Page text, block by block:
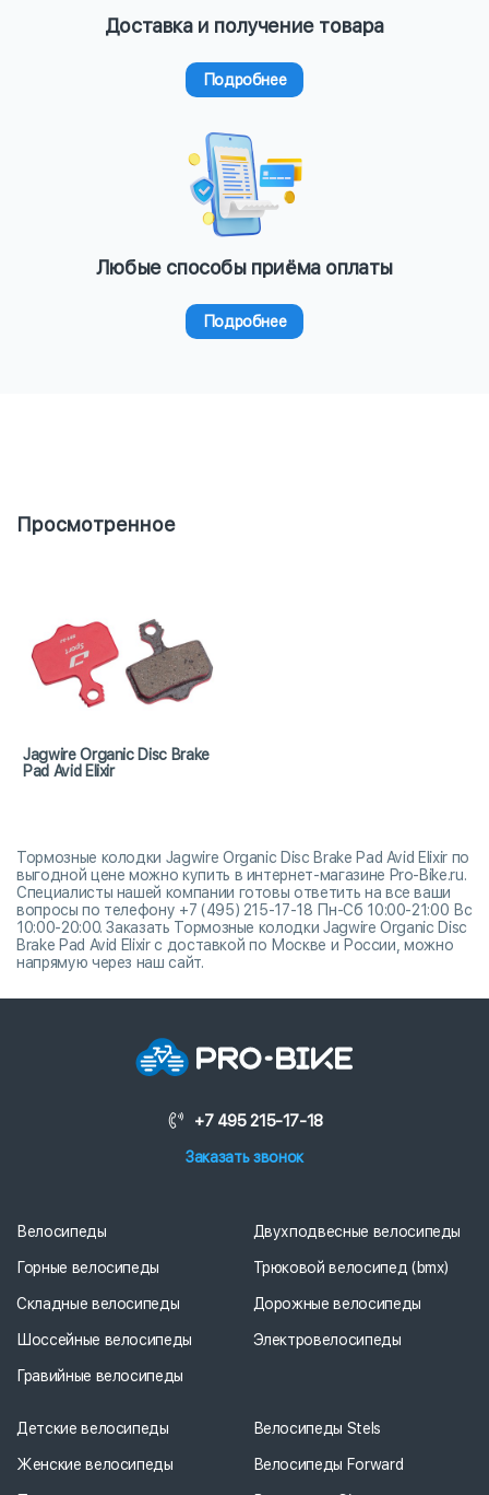
Доставка и получение товара
Подробнее
Любые способы приёма оплаты
Подробнее
Просмотренное
Jagwire Organic Disc Brake
Pad Avid Elixir
Тормозные колодки Jagwire Organic Disc Brake Pad Avid Elixir по
выгодной цене можно купить в интернет-магазине Pro-Bike.ru.
Специалисты нашей компании готовы ответить на все ваши
вопросы по телефону +7 (495) 215-17-18 Пн-Сб 10:00-21:00 Вс
10:00-20:00. Заказать Тормозные колодки Jagwire Organic Disc
Brake Pad Avid Elixir с доставкой по Москве и России, можно
напрямую через наш сайт.
+7 495 215-17-18
Заказать звонок
Велосипеды
Горные велосипеды
Складные велосипеды
Шоссейные велосипеды
Гравийные велосипеды
Двухподвесные велосипеды
Трюковой велосипед (bmx)
Дорожные велосипеды
Электровелосипеды
Детские велосипеды
Женские велосипеды
Велосипеды Stels
Велосипеды Forward